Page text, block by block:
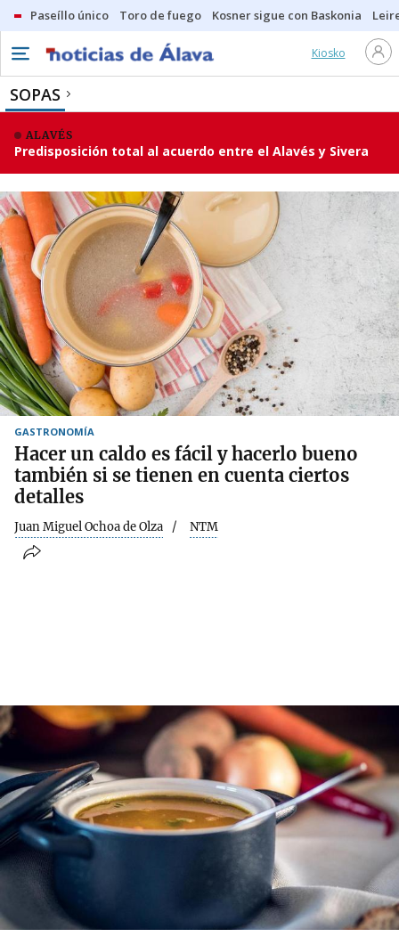
Paseíllo único Toro de fuego Kosner sigue con Baskonia
Kiosko
SOPAS
ALAVÉS
Predisposición total al acuerdo entre el Alavés y Sivera
GASTRONOMÍA
Hacer un caldo es fácil y hacerlo bueno
también si se tienen en cuenta ciertos
detalles
Juan Miguel Ochoa de Olza NTM